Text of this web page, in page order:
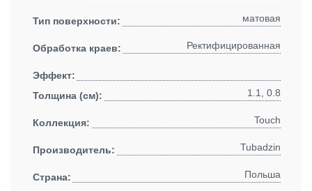
Тип поверхности: матовая
Обработка краев: Ректифицированная
Эффект:
Толщина (см):
1.1, 0.8
Коллекция: Touch
Производитель: Tubadzin
Страна: Польша